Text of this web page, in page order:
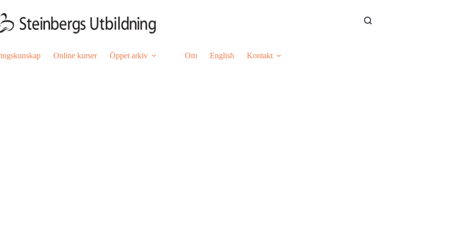
Online kurser Öppet arkiv Om English Kontakt